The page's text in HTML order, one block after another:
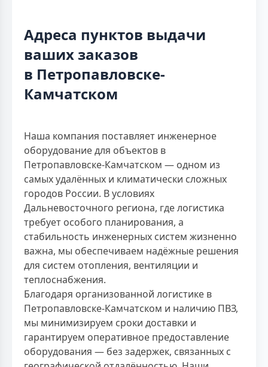
Адреса пунктов выдачи
ваших заказов
в Петропавловске-
Камчатском
Наша компания поставляет инженерное
оборудование для объектов в
Петропавловске-Камчатском — одном из
самых удалённых и климатически сложных
городов России. В условиях
Дальневосточного региона, где логистика
требует особого планирования, а
стабильность инженерных систем жизненно
важна, мы обеспечиваем надёжные решения
для систем отопления, вентиляции и
теплоснабжения.
Благодаря организованной логистике в
Петропавловске-Камчатском и наличию ПВЗ,
мы минимизируем сроки доставки и
гарантируем оперативное предоставление
оборудования — без задержек, связанных с